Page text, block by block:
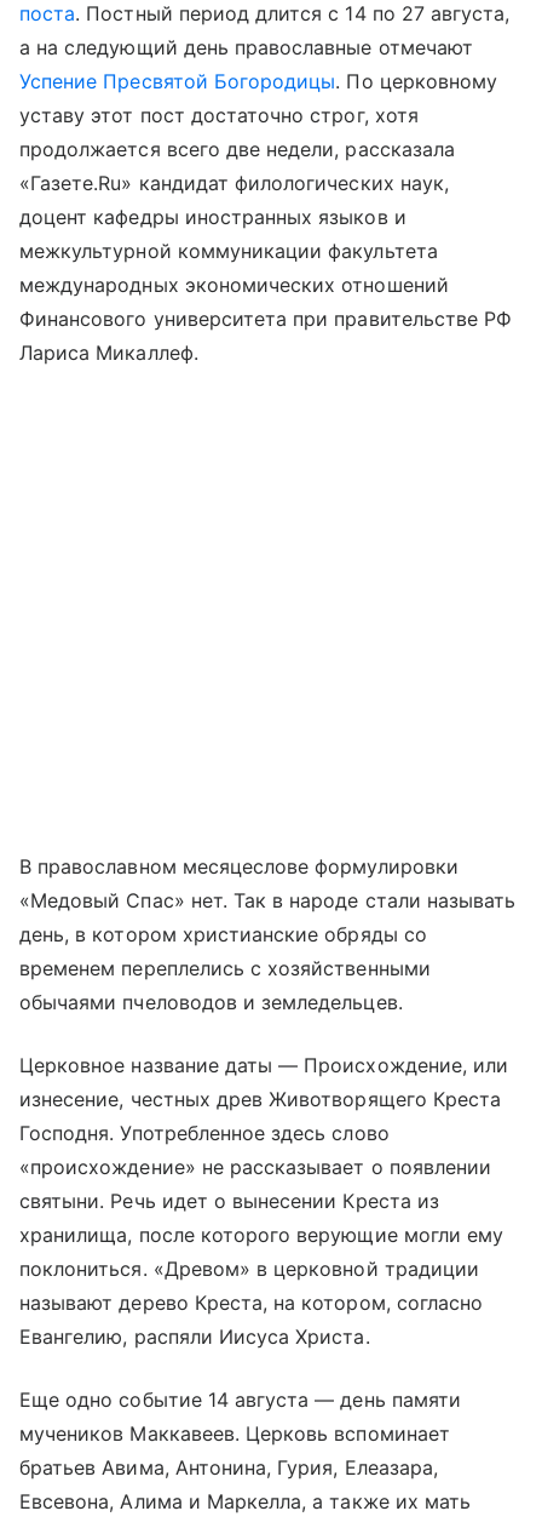
поста. Постный период длится с 14 по 27 августа,
а на следующий день православные отмечают
Успение Пресвятой Богородицы. По церковному
уставу этот пост достаточно строг, хотя
продолжается всего две недели, рассказала
«Газете.Ru» кандидат филологических наук,
доцент кафедры иностранных языков и
межкультурной коммуникации факультета
международных экономических отношений
Финансового университета при правительстве РФ
Лариса Микаллеф.
В православном месяцеслове формулировки
«Медовый Спас» нет. Так в народе стали называть
день, в котором христианские обряды со
временем переплелись с хозяйственными
обычаями пчеловодов и земледельцев.
Церковное название даты — Происхождение, или
изнесение, честных древ Животворящего Креста
Господня. Употребленное здесь слово
«происхождение» не рассказывает о появлении
святыни. Речь идет о вынесении Креста из
хранилища, после которого верующие могли ему
поклониться. «Древом» в церковной традиции
называют дерево Креста, на котором, согласно
Евангелию, распяли Иисуса Христа.
Еще одно событие 14 августа — день памяти
мучеников Маккавеев. Церковь вспоминает
братьев Авима, Антонина, Гурия, Елеазара,
Евсевона, Алима и Маркелла, а также их мать